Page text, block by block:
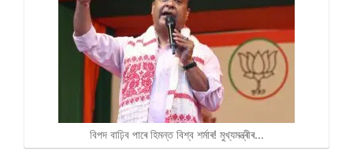
বিপদ বাঢ়িব পাৰে হিমন্ত বিশ্ব শৰ্মাৰ! মুখ্যমন্ত্ৰীৰ…